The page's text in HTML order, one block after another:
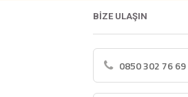
BİZE ULAŞIN
0850 302 76 69